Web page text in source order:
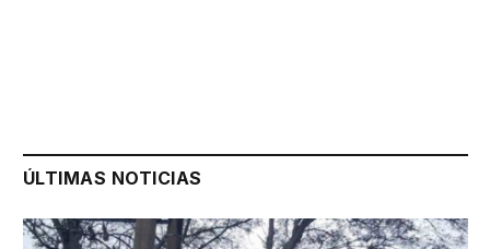
ÚLTIMAS NOTICIAS